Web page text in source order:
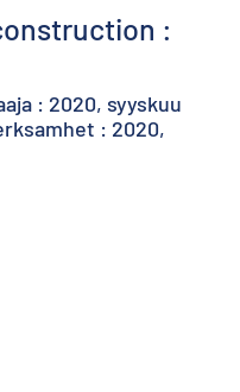
:
: 2020, syyskuu
: 2020,